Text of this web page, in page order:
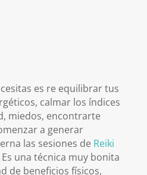
es re equilibrar tus
calmar los índices
miedos, encontrarte
a generar
las sesiones de Reiki
una técnica muy bonita
de beneficios físicos,